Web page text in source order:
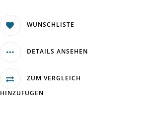
WUNSCHLISTE
DETAILS ANSEHEN
ZUM VERGLEICH
HINZUFÜGEN